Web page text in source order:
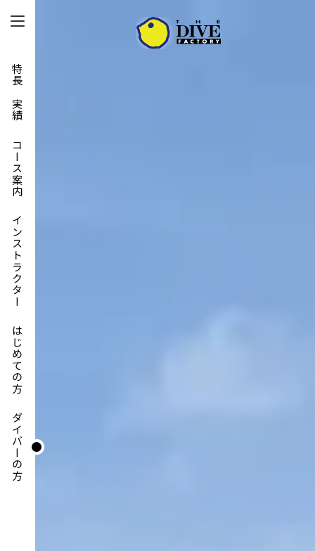
特長と実績
コース案内
インストラクター
はじめての方
ダイバーの方